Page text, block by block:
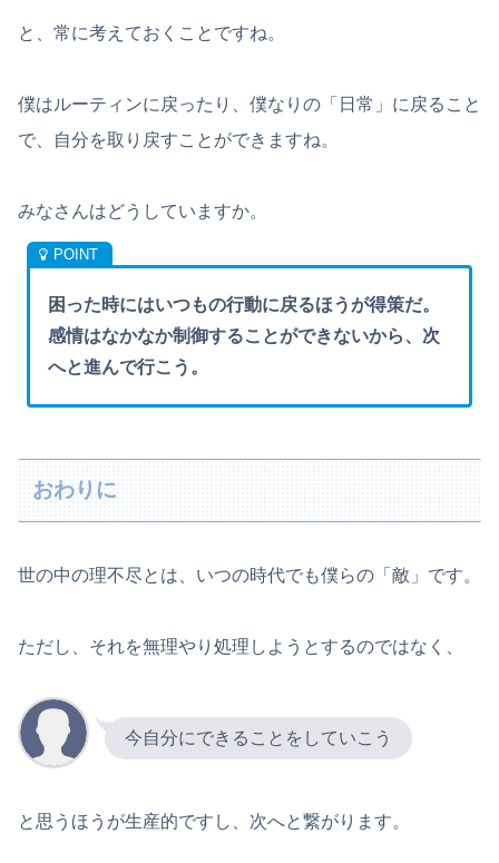
と、常に考えておくことですね。
僕はルーティンに戻ったり、僕なりの「日常」に戻ること
で、自分を取り戻すことができますね。
みなさんはどうしていますか。
困った時にはいつもの行動に戻るほうが得策だ。
感情はなかなか制御することができないから、次
へと進んで行こう。
おわりに
世の中の理不尽とは、いつの時代でも僕らの「敵」です。
ただし、それを無理やり処理しようとするのではなく、
今自分にできることをしていこう
と思うほうが生産的ですし、次へと繋がります。